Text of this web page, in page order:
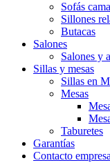
Sofás cama
Sillones
Butacas
Salones
Salones y
Sillas y mesas
Sillas en
Mesas
Taburetes
Garantías
Contacto